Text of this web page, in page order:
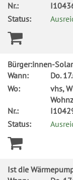
Nr.:
Status:
Bürger:innen-
Wann:
Do.
Wo:
vhs,
Nr.:
Status:
Ist die